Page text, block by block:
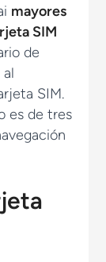
mayores
SIM
de
SIM.
es de tres